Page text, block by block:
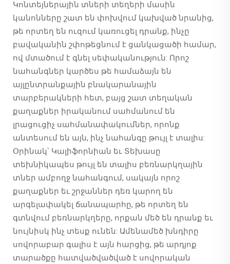
Կոնտեյներային տների տեղերի մասին
կանոնները շատ են փոխվում կախված նրանից,
թե որտեղ են ուզում կառուցել դրանք, ինչը
բավականին շփոթեցնում է ցանկացածի համար,
ով մտածում է գնել սեփականություն: Որոշ
նահանգներ կարծես թե համաձայն են
այլընտրանքային բնակարանային
տարբերակների հետ, բայց շատ տեղական
քաղաքներ իրականում սահմանում են
լրացուցիչ սահմանափակումներ, որոնք
անտեսում են այն, ինչ նահանգը թույլ է տալիս:
Օրինակ՝ Կալիֆորնիան եւ Տեխասը
տեխնիկապես թույլ են տալիս բեռնարկղային
տներ ամբողջ նահանգում, սակայն որոշ
քաղաքներ եւ շրջաններ դեռ կարող են
արգելափակել ճանապարհը, թե որտեղ են
գտնվում բեռնարկղերը, որքան մեծ են դրանք եւ
նույնիսկ ինչ տեսք ունեն: Ամենամեծ խնդիրը
սովորաբար գալիս է այն հարցից, թե արդյոք
տարածքը հատվածվածված է սովորական